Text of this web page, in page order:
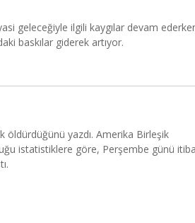
geleceğiyle ilgili kaygılar devam
baskılar giderek artıyor.
öldürdüğünü yazdı. Amerika Birleşik
istatistiklere göre, Perşembe günü